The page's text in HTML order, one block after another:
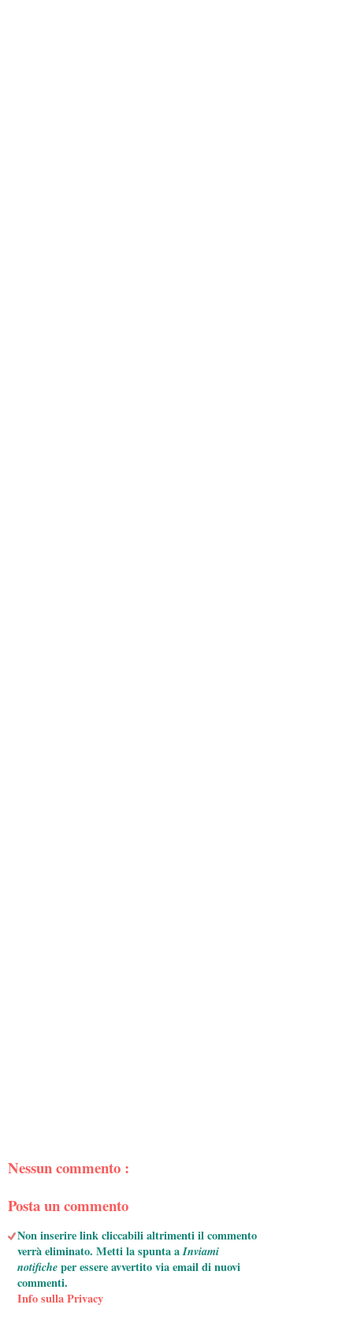
Nessun commento :
Posta un commento
Non inserire link cliccabili altrimenti il commento
verrà eliminato. Metti la spunta aInviami
notificheper essere avvertito via email di nuovi
commenti.
Info sulla Privacy